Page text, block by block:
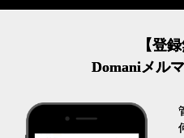
【登
Domaniメル